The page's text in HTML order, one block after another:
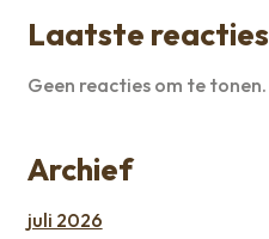
Laatste reacties
Geen reacties om te tonen.
Archief
juli 2026